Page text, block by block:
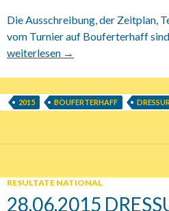
Die Ausschreibung, der Zeitplan,
vom Turnier auf Bouferterhaff
25.09.-27.09.2015 Lux-Dressage
weiterlesen →
2015 BOUFERTERHAFF
RESULTATE NATIONAL
28.06.2015